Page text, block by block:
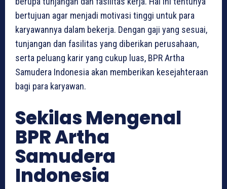
bertujuan agar menjadi motivasi tinggi untuk para
karyawannya dalam bekerja. Dengan gaji yang sesuai,
tunjangan dan fasilitas yang diberikan perusahaan,
serta peluang karir yang cukup luas, BPR Artha
Samudera Indonesia akan memberikan kesejahteraan
bagi para karyawan.
Sekilas Mengenal
BPR Artha
Samudera
Indonesia